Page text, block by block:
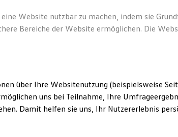
Website nutzbar zu machen, indem sie
Bereiche der Website ermöglichen. Die
über Ihre Websitenutzung (beispielsweise
uns bei Teilnahme, Ihre
Damit helfen sie uns, Ihr Nutzererlebnis